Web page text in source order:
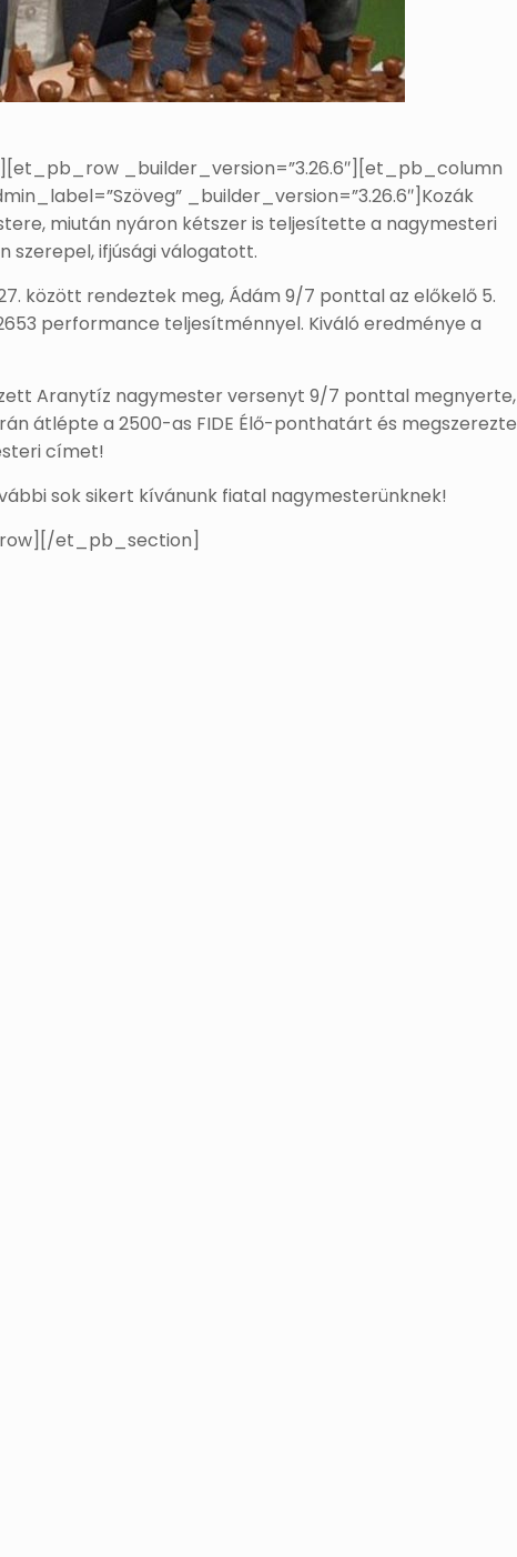
_builder_version=”3.26.6″][et_pb_column
_builder_version=”3.26.6″]Kozák
miután nyáron kétszer is teljesítette a nagymesteri
szerepel, ifjúsági válogatott.
között rendeztek meg, Ádám 9/7 ponttal az előkelő 5.
performance teljesítménnyel. Kiváló eredménye a
Aranytíz nagymester versenyt 9/7 ponttal megnyerte,
átlépte a 2500-as FIDE Élő-ponthatárt és megszerezte
címet!
sok sikert kívánunk fiatal nagymesterünknek!
et_pb_section]